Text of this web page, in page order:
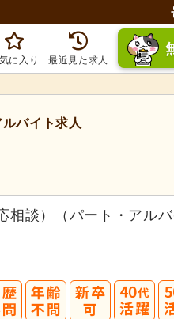
に入り 最近見た求人
バイト求人
相談）（パート・アルバ